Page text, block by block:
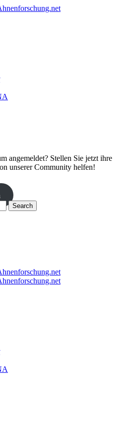
angemeldet? Stellen Sie jetzt ihre
unserer Community helfen!
Search